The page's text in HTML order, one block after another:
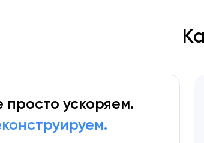
просто ускоряем.